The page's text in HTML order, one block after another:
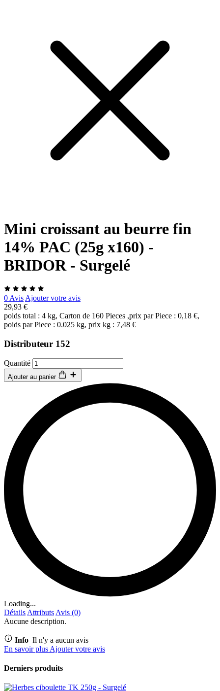
Mini croissant au beurre fin
14% PAC (25g x160) -
BRIDOR - Surgelé
0 Avis Ajouter votre avis
29,93 €
poids total : 4 kg, Carton de 160 Pieces ,prix par Piece : 0,18 €,
poids par Piece : 0.025 kg, prix kg : 7,48 €
Distributeur 152
Quantité
Ajouter au panier
Loading...
Détails Attributs Avis (0)
Aucune description.
Info Il n'y a aucun avis
En savoir plus Ajouter votre avis
Derniers produits